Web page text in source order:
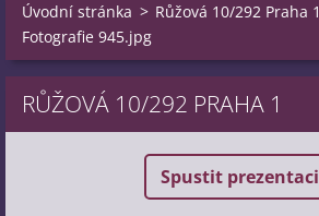
Úvodní stránka > Růžová 10/292 Praha 1
Fotografie 945.jpg
RŮŽOVÁ 10/292 PRAHA 1
Spustit prezentaci